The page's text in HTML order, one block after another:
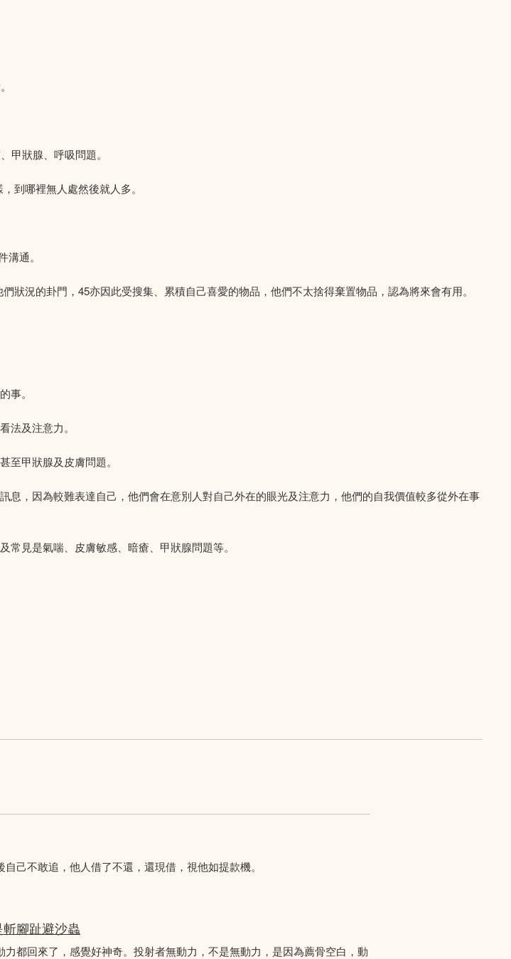
甲狀腺、呼吸問題。
到哪裡無人處然後就人多。
通。
況的卦門，45亦因此受搜集、累積自己喜愛的物品，他們不太捨得棄置物品，認為將來會有用。
事。
法及注意力。
甲狀腺及皮膚問題。
，因為較難表達自己，他們會在意別人對自己外在的眼光及注意力，他們的自我價值較多從外在事
見是氣喘、皮膚敏感、暗瘡、甲狀腺問題等。
己不敢追，他人借了不還，還現借，視他如提款機。
腳趾避沙蟲
都回來了，感覺好神奇。投射者無動力，不是無動力，是因為薦骨空白，動